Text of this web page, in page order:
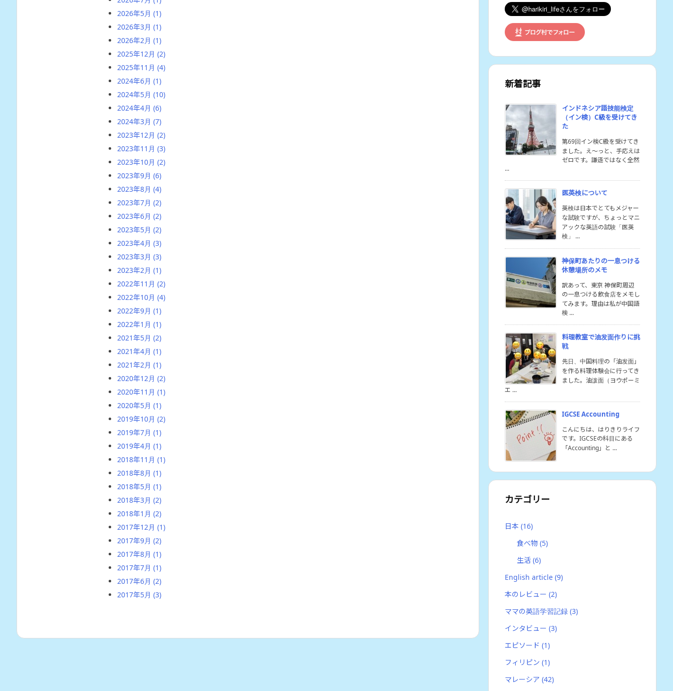
2026年5月 (1)
2026年3月 (1)
2026年2月 (1)
2025年12月 (2)
2025年11月 (4)
2024年6月 (1)
2024年5月 (10)
2024年4月 (6)
2024年3月 (7)
2023年12月 (2)
2023年11月 (3)
2023年10月 (2)
2023年9月 (6)
2023年8月 (4)
2023年7月 (2)
2023年6月 (2)
2023年5月 (2)
2023年4月 (3)
2023年3月 (3)
2023年2月 (1)
2022年11月 (2)
2022年10月 (4)
2022年9月 (1)
2022年1月 (1)
2021年5月 (2)
2021年4月 (1)
2021年2月 (1)
2020年12月 (2)
2020年11月 (1)
2020年5月 (1)
2019年10月 (2)
2019年7月 (1)
2019年4月 (1)
2018年11月 (1)
2018年8月 (1)
2018年5月 (1)
2018年3月 (2)
2018年1月 (2)
2017年12月 (1)
2017年9月 (2)
2017年8月 (1)
2017年7月 (1)
2017年6月 (2)
2017年5月 (3)
新着記事
インドネシア語技能検定
（イン検）C級を受けてき
た
第69回イン検C級を受けてき
ました。え〜っと、手応えは
ゼロです。謙遜ではなく全然
...
医英検について
英検は日本でとてもメジャー
な試験ですが、ちょっとマニ
アックな英語の試験「医英
検」 ...
神保町あたりの一息つける
休憩場所のメモ
訳あって、東京 神保町周辺
の一息つける飲食店をメモし
てみます。理由は私が中国語
検 ...
料理教室で油发面作りに挑
戦
先日、中国料理の「油发面」
を作る料理体験会に行ってき
ました。油泼面（ヨウポーミ
エ ...
IGCSE Accounting
こんにちは、はりきりライフ
です。IGCSEの科目にある
「Accounting」と ...
カテゴリー
日本 (16)
食べ物(5)
生活(6)
English article (9)
本のレビュー (2)
ママの英語学習記録 (3)
インタビュー (3)
エピソード (1)
フィリピン (1)
マレーシア (42)